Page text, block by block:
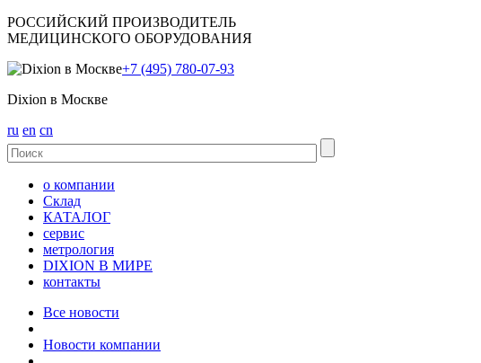
РОССИЙСКИЙ ПРОИЗВОДИТЕЛЬ
МЕДИЦИНСКОГО ОБОРУДОВАНИЯ
+7 (495) 780-07-93
Dixion в Москве
ru en cn
о компании
Склад
КАТАЛОГ
сервис
метрология
DIXION В МИРЕ
контакты
Все новости
Новости компании